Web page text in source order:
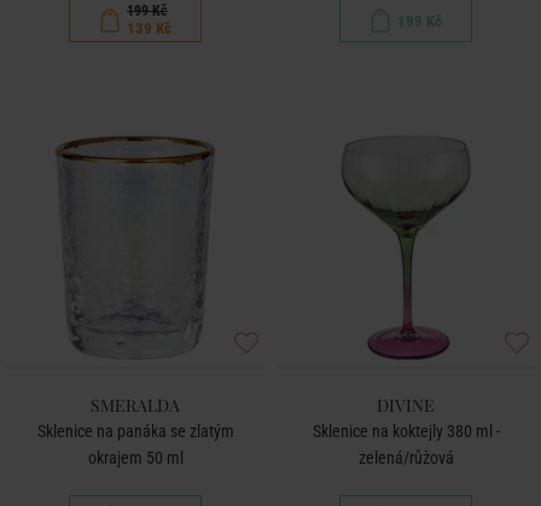
199 Kč
139 Kč 199 Kč
SMERALDA
Sklenice na panáka se zlatým
okrajem 50 ml
DIVINE
Sklenice na koktejly 380 ml -
zelená/růžová